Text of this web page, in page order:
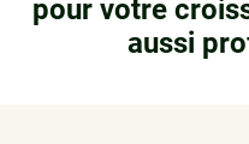
pour votre
aussi